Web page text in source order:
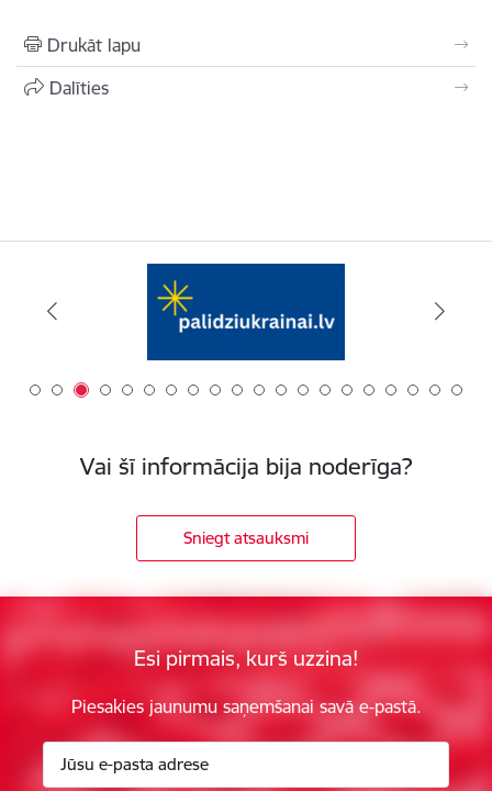
Drukāt lapu
Dalīties
Vai šī informācija bija noderīga?
Sniegt atsauksmi
Esi pirmais, kurš uzzina!
Piesakies jaunumu saņemšanai savā e-pastā.